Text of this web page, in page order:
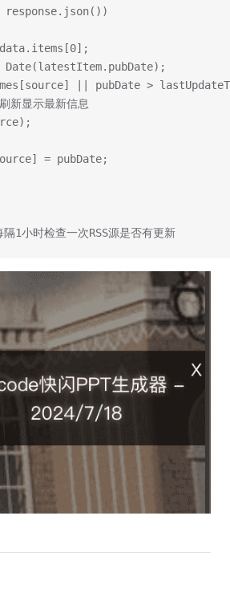
response.json())
Date(latestItem.pubDate);
|| pubDate >
新显示最新信息
= pubDate;
时检查一次RSS源是否有更新